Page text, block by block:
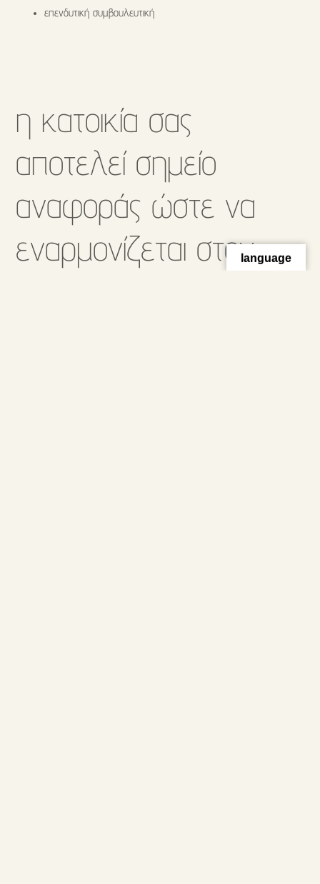
επενδυτική συμβουλευτική
η κατοικία σας
αποτελεί σημείο
αναφοράς ώστε να
εναρμονίζεται στονlanguage